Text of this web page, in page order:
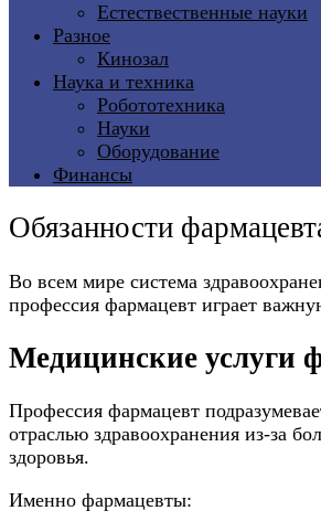
Естествественные науки
Разное
Кинозал
Наука и техника
Робототехника
Науки
Оборудование
Финансы
Обязанности
Во всем мире система
профессия фармацевт играет
Медицинские услуги
Профессия фармацевт
отраслью здравоохранения из-за
здоровья.
Именно фармацевты: